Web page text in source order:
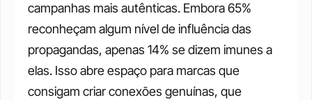
campanhas mais autênticas. Embora 65%
reconheçam algum nível de influência das
propagandas, apenas 14% se dizem imunes a
elas. Isso abre espaço para marcas que
consigam criar conexões genuínas, que